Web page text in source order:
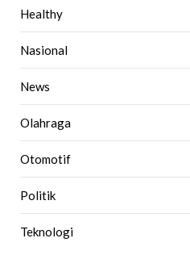
Healthy
Nasional
News
Olahraga
Otomotif
Politik
Teknologi